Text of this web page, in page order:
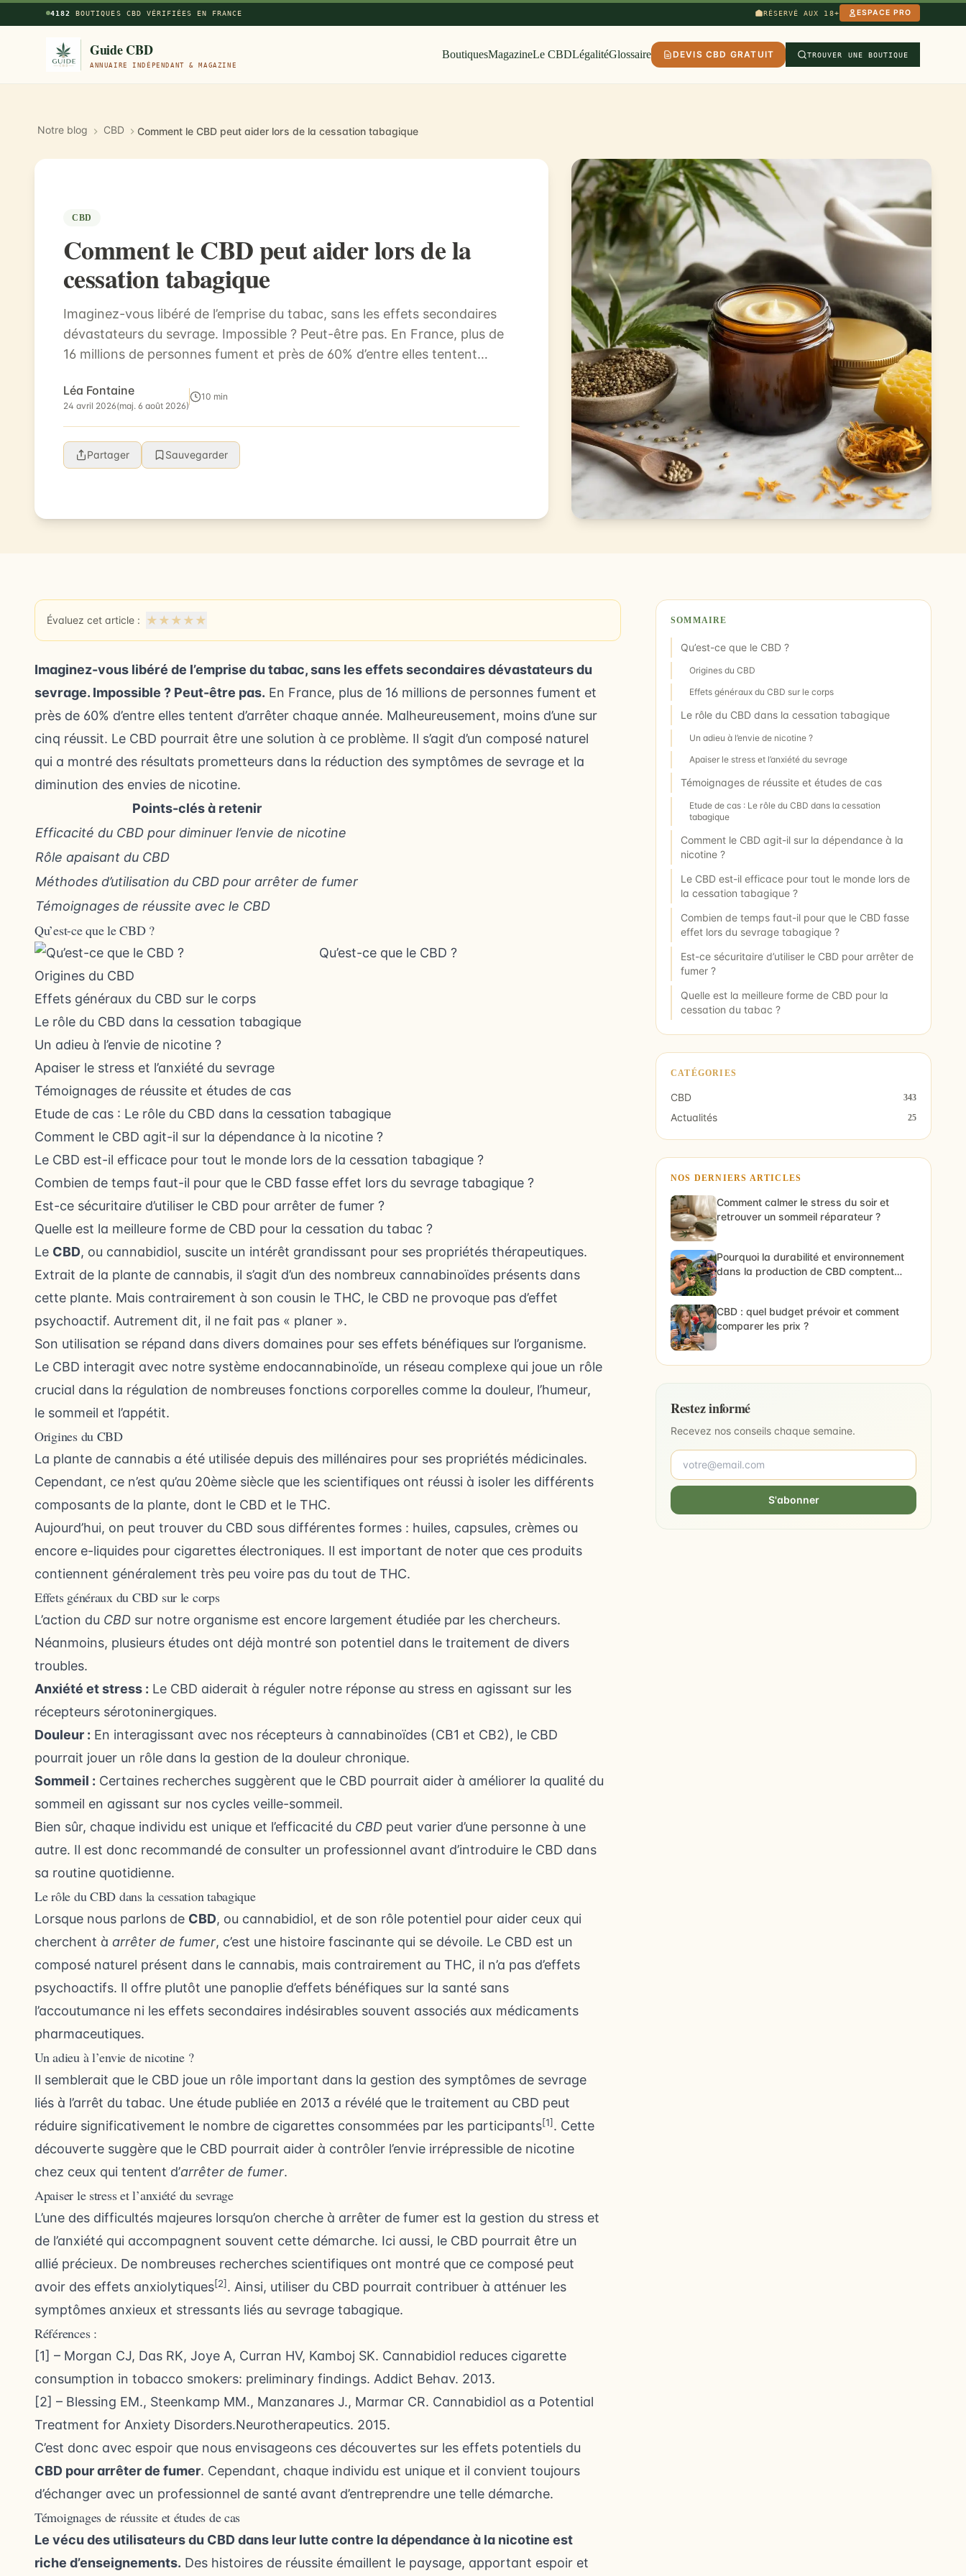
Aller au contenu principal
4182 BOUTIQUES CBD VÉRIFIÉES EN FRANCE RÉSERVÉ AUX 18+ ESPACE PRO
Guide CBD
ANNUAIRE INDÉPENDANT & MAGAZINE
BoutiquesMagazineLe CBDLégalitéGlossaire DEVIS CBD GRATUIT TROUVER UNE BOUTIQUE
Notre blog CBD Comment le CBD peut aider lors de la cessation tabagique
CBD
Comment le CBD peut aider lors de la
cessation tabagique
Imaginez-vous libéré de l’emprise du tabac, sans les effets secondaires
dévastateurs du sevrage. Impossible ? Peut-être pas. En France, plus de
16 millions de personnes fument et près de 60% d’entre elles tentent
Léa Fontaine
24 avril 2026(maj. 6 août 2026)
10 min
Partager Sauvegarder
Évaluez cet article : ★ ★ ★ ★ ★
Imaginez-vous libéré de l’emprise du tabac, sans les effets secondaires dévastateurs du
sevrage. Impossible ? Peut-être pas. En France, plus de 16 millions de personnes fument et
près de 60% d’entre elles tentent d’arrêter chaque année. Malheureusement, moins d’une sur
cinq réussit. Le CBD pourrait être une solution à ce problème. Il s’agit d’un composé naturel
qui a montré des résultats prometteurs dans la réduction des symptômes de sevrage et la
diminution des envies de nicotine.
Points-clés à retenir
Efficacité du CBD pour diminuer l’envie de nicotine
Rôle apaisant du CBD
Méthodes d’utilisation du CBD pour arrêter de fumer
Témoignages de réussite avec le CBD
Qu’est-ce que le CBD ?
Qu’est-ce que le CBD ?
Origines du CBD
Effets généraux du CBD sur le corps
Le rôle du CBD dans la cessation tabagique
Un adieu à l’envie de nicotine ?
Apaiser le stress et l’anxiété du sevrage
Témoignages de réussite et études de cas
Etude de cas : Le rôle du CBD dans la cessation tabagique
Comment le CBD agit-il sur la dépendance à la nicotine ?
Le CBD est-il efficace pour tout le monde lors de la cessation tabagique ?
Combien de temps faut-il pour que le CBD fasse effet lors du sevrage tabagique ?
Est-ce sécuritaire d’utiliser le CBD pour arrêter de fumer ?
Quelle est la meilleure forme de CBD pour la cessation du tabac ?
Le CBD, ou cannabidiol, suscite un intérêt grandissant pour ses propriétés thérapeutiques.
Extrait de la plante de cannabis, il s’agit d’un des nombreux cannabinoïdes présents dans
cette plante. Mais contrairement à son cousin le THC, le CBD ne provoque pas d’effet
psychoactif. Autrement dit, il ne fait pas « planer ».
Son utilisation se répand dans divers domaines pour ses effets bénéfiques sur l’organisme.
Le CBD interagit avec notre système endocannabinoïde, un réseau complexe qui joue un rôle
crucial dans la régulation de nombreuses fonctions corporelles comme la douleur, l’humeur,
le sommeil et l’appétit.
Origines du CBD
La plante de cannabis a été utilisée depuis des millénaires pour ses propriétés médicinales.
Cependant, ce n’est qu’au 20ème siècle que les scientifiques ont réussi à isoler les différents
composants de la plante, dont le CBD et le THC.
Aujourd’hui, on peut trouver du CBD sous différentes formes : huiles, capsules, crèmes ou
encore e-liquides pour cigarettes électroniques. Il est important de noter que ces produits
contiennent généralement très peu voire pas du tout de THC.
Effets généraux du CBD sur le corps
L’action du CBD sur notre organisme est encore largement étudiée par les chercheurs.
Néanmoins, plusieurs études ont déjà montré son potentiel dans le traitement de divers
troubles.
Anxiété et stress : Le CBD aiderait à réguler notre réponse au stress en agissant sur les
récepteurs sérotoninergiques.
Douleur : En interagissant avec nos récepteurs à cannabinoïdes (CB1 et CB2), le CBD
pourrait jouer un rôle dans la gestion de la douleur chronique.
Sommeil : Certaines recherches suggèrent que le CBD pourrait aider à améliorer la qualité du
sommeil en agissant sur nos cycles veille-sommeil.
Bien sûr, chaque individu est unique et l’efficacité du CBD peut varier d’une personne à une
autre. Il est donc recommandé de consulter un professionnel avant d’introduire le CBD dans
sa routine quotidienne.
Le rôle du CBD dans la cessation tabagique
Lorsque nous parlons de CBD, ou cannabidiol, et de son rôle potentiel pour aider ceux qui
cherchent à arrêter de fumer, c’est une histoire fascinante qui se dévoile. Le CBD est un
composé naturel présent dans le cannabis, mais contrairement au THC, il n’a pas d’effets
psychoactifs. Il offre plutôt une panoplie d’effets bénéfiques sur la santé sans
l’accoutumance ni les effets secondaires indésirables souvent associés aux médicaments
pharmaceutiques.
Un adieu à l’envie de nicotine ?
Il semblerait que le CBD joue un rôle important dans la gestion des symptômes de sevrage
liés à l’arrêt du tabac. Une étude publiée en 2013 a révélé que le traitement au CBD peut
réduire significativement le nombre de cigarettes consommées par les participants[1]. Cette
découverte suggère que le CBD pourrait aider à contrôler l’envie irrépressible de nicotine
chez ceux qui tentent d’arrêter de fumer.
Apaiser le stress et l’anxiété du sevrage
L’une des difficultés majeures lorsqu’on cherche à arrêter de fumer est la gestion du stress et
de l’anxiété qui accompagnent souvent cette démarche. Ici aussi, le CBD pourrait être un
allié précieux. De nombreuses recherches scientifiques ont montré que ce composé peut
avoir des effets anxiolytiques[2]. Ainsi, utiliser du CBD pourrait contribuer à atténuer les
symptômes anxieux et stressants liés au sevrage tabagique.
Références :
[1] – Morgan CJ, Das RK, Joye A, Curran HV, Kamboj SK. Cannabidiol reduces cigarette
consumption in tobacco smokers: preliminary findings. Addict Behav. 2013.
[2] – Blessing EM., Steenkamp MM., Manzanares J., Marmar CR. Cannabidiol as a Potential
Treatment for Anxiety Disorders.Neurotherapeutics. 2015.
C’est donc avec espoir que nous envisageons ces découvertes sur les effets potentiels du
CBD pour arrêter de fumer. Cependant, chaque individu est unique et il convient toujours
d’échanger avec un professionnel de santé avant d’entreprendre une telle démarche.
Témoignages de réussite et études de cas
Le vécu des utilisateurs du CBD dans leur lutte contre la dépendance à la nicotine est
riche d’enseignements. Des histoires de réussite émaillent le paysage, apportant espoir et
SOMMAIRE
Qu’est-ce que le CBD ?
Origines du CBD
Effets généraux du CBD sur le corps
Le rôle du CBD dans la cessation tabagique
Un adieu à l’envie de nicotine ?
Apaiser le stress et l’anxiété du sevrage
Témoignages de réussite et études de cas
Etude de cas : Le rôle du CBD dans la cessation
tabagique
Comment le CBD agit-il sur la dépendance à la
nicotine ?
Le CBD est-il efficace pour tout le monde lors de
la cessation tabagique ?
Combien de temps faut-il pour que le CBD fasse
effet lors du sevrage tabagique ?
Est-ce sécuritaire d’utiliser le CBD pour arrêter de
fumer ?
Quelle est la meilleure forme de CBD pour la
cessation du tabac ?
CATÉGORIES
CBD 343
Actualités 25
NOS DERNIERS ARTICLES
Comment calmer le stress du soir et
retrouver un sommeil réparateur ?
Pourquoi la durabilité et environnement
dans la production de CBD comptent
CBD : quel budget prévoir et comment
comparer les prix ?
Restez informé
Recevez nos conseils chaque semaine.
S'abonner